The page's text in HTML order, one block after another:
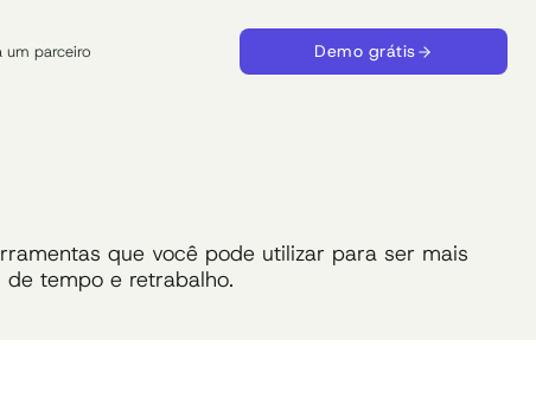
um parceiro Demo grátis
que você pode utilizar para ser mais
tempo e retrabalho.